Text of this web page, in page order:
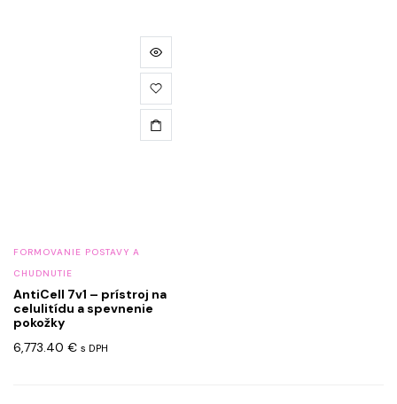
FORMOVANIE POSTAVY A
CHUDNUTIE
AntiCell 7v1 – prístroj na
celulitídu a spevnenie
pokožky
6,773.40 € s DPH